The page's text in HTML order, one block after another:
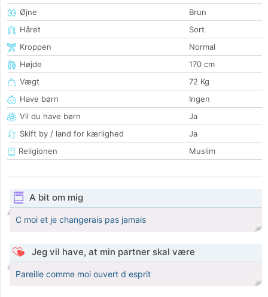
Øjne
Brun
Håret
Sort
Kroppen
Normal
Højde
170 cm
Vægt
72 Kg
Have børn
Ingen
Vil du have børn
Ja
Skift by / land for kærlighed
Ja
Religionen
Muslim
A bit om mig
C moi et je changerais pas jamais
Jeg vil have, at min partner skal være
Pareille comme moi ouvert d esprit